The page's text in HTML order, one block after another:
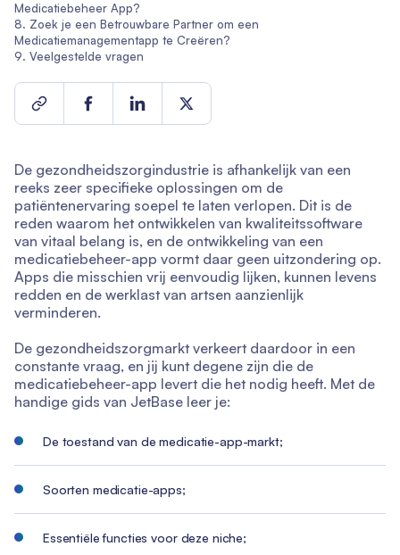
De gezondheidszorgindustrie is afhankelijk van een
reeks zeer specifieke oplossingen om de
patiëntenervaring soepel te laten verlopen. Dit is de
reden waarom het ontwikkelen van kwaliteitssoftware
van vitaal belang is, en de ontwikkeling van een
medicatiebeheer-app vormt daar geen uitzondering op.
Apps die misschien vrij eenvoudig lijken, kunnen levens
redden en de werklast van artsen aanzienlijk
verminderen.
De gezondheidszorgmarkt verkeert daardoor in een
constante vraag, en jij kunt degene zijn die de
medicatiebeheer-app levert die het nodig heeft. Met de
handige gids van JetBase leer je:
De toestand van de medicatie-app-markt;
Soorten medicatie-apps;
Essentiële functies voor deze niche;
Medicatiebeheer App?
Zoek je een Betrouwbare Partner om een
Medicatiemanagementapp te Creëren?
Veelgestelde vragen